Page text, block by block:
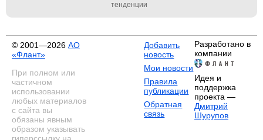
тенденции
© 2001—2026 АО
«Флант»
При полном или
частичном
использовании
любых материалов
с сайта вы
обязаны явным
образом указывать
гиперссылку на
Добавить
новость
Мои новости
Правила
публикации
Обратная
связь
Разработано в
компании
Идея и
поддержка
проекта —
Дмитрий
Шурупов